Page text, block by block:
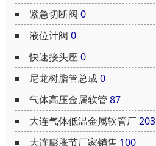
紧急切断阀 0
液位计阀 0
快速接头座 0
尼龙树脂管总成0
气体高压金属软管 87
大连气体低温金属软管厂203
大连膨胀节厂家销售 100